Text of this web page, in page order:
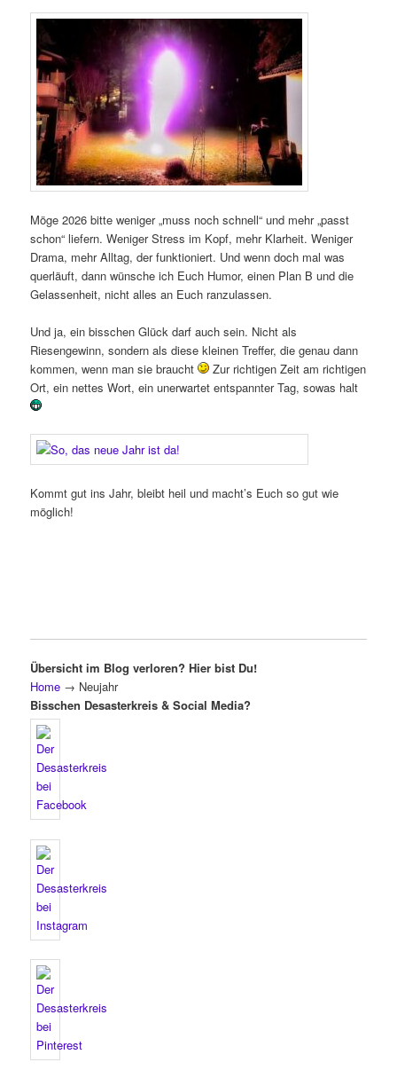
Möge 2026 bitte weniger „muss noch schnell“ und mehr „passt
schon“ liefern. Weniger Stress im Kopf, mehr Klarheit. Weniger
Drama, mehr Alltag, der funktioniert. Und wenn doch mal was
querläuft, dann wünsche ich Euch Humor, einen Plan B und die
Gelassenheit, nicht alles an Euch ranzulassen.
Und ja, ein bisschen Glück darf auch sein. Nicht als
Riesengewinn, sondern als diese kleinen Treffer, die genau dann
kommen, wenn man sie braucht
Zur richtigen Zeit am richtigen
Ort, ein nettes Wort, ein unerwartet entspannter Tag, sowas halt
Kommt gut ins Jahr, bleibt heil und macht’s Euch so gut wie
möglich!
Übersicht im Blog verloren? Hier bist Du!
Home → Neujahr
Bisschen Desasterkreis & Social Media?